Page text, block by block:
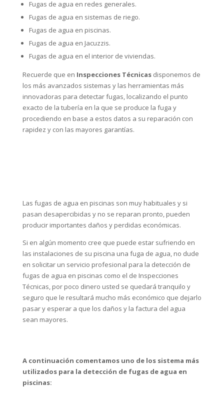
Fugas de agua en redes generales.
Fugas de agua en sistemas de riego.
Fugas de agua en piscinas.
Fugas de agua en Jacuzzis.
Fugas de agua en el interior de viviendas.
Recuerde que en Inspecciones Técnicasdisponemos de
los más avanzados sistemas y las herramientas más
innovadoras para detectar fugas, localizando el punto
exacto de la tubería en la que se produce la fuga y
procediendo en base a estos datos a su reparación con
rapidez y con las mayores garantías.
Las fugas de agua en piscinas son muy habituales y si
pasan desapercibidas y no se reparan pronto, pueden
producir importantes daños y perdidas económicas.
Si en algún momento cree que puede estar sufriendo en
las instalaciones de su piscina una fuga de agua, no dude
en solicitar un servicio profesional para la detección de
fugas de agua en piscinas como el de Inspecciones
Técnicas, por poco dinero usted se quedará tranquilo y
seguro que le resultará mucho más económico que dejarlo
pasar y esperar a que los daños y la factura del agua
sean mayores.
A continuación comentamos uno de los sistema más
utilizados para la detección de fugas de agua en
piscinas: